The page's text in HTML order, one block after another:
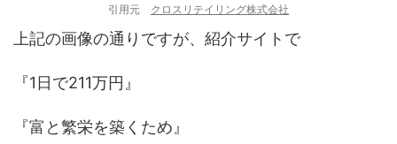
引用元 クロスリテイリング株式会社
上記の画像の通りですが、紹介サイトで
『1日で211万円』
『富と繁栄を築くため』